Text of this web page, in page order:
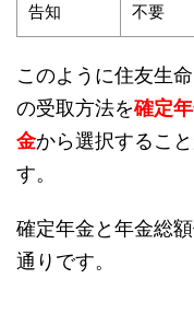
告知 不要
このように住友生
の受取方法を確定
金から選択するこ
す。
確定年金と年金総
通りです。